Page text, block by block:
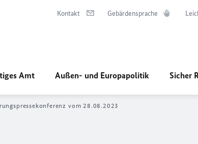
Kontakt Gebärdensprache
Amt Außen- und Europapolitik Sicher
vom 28.08.2023